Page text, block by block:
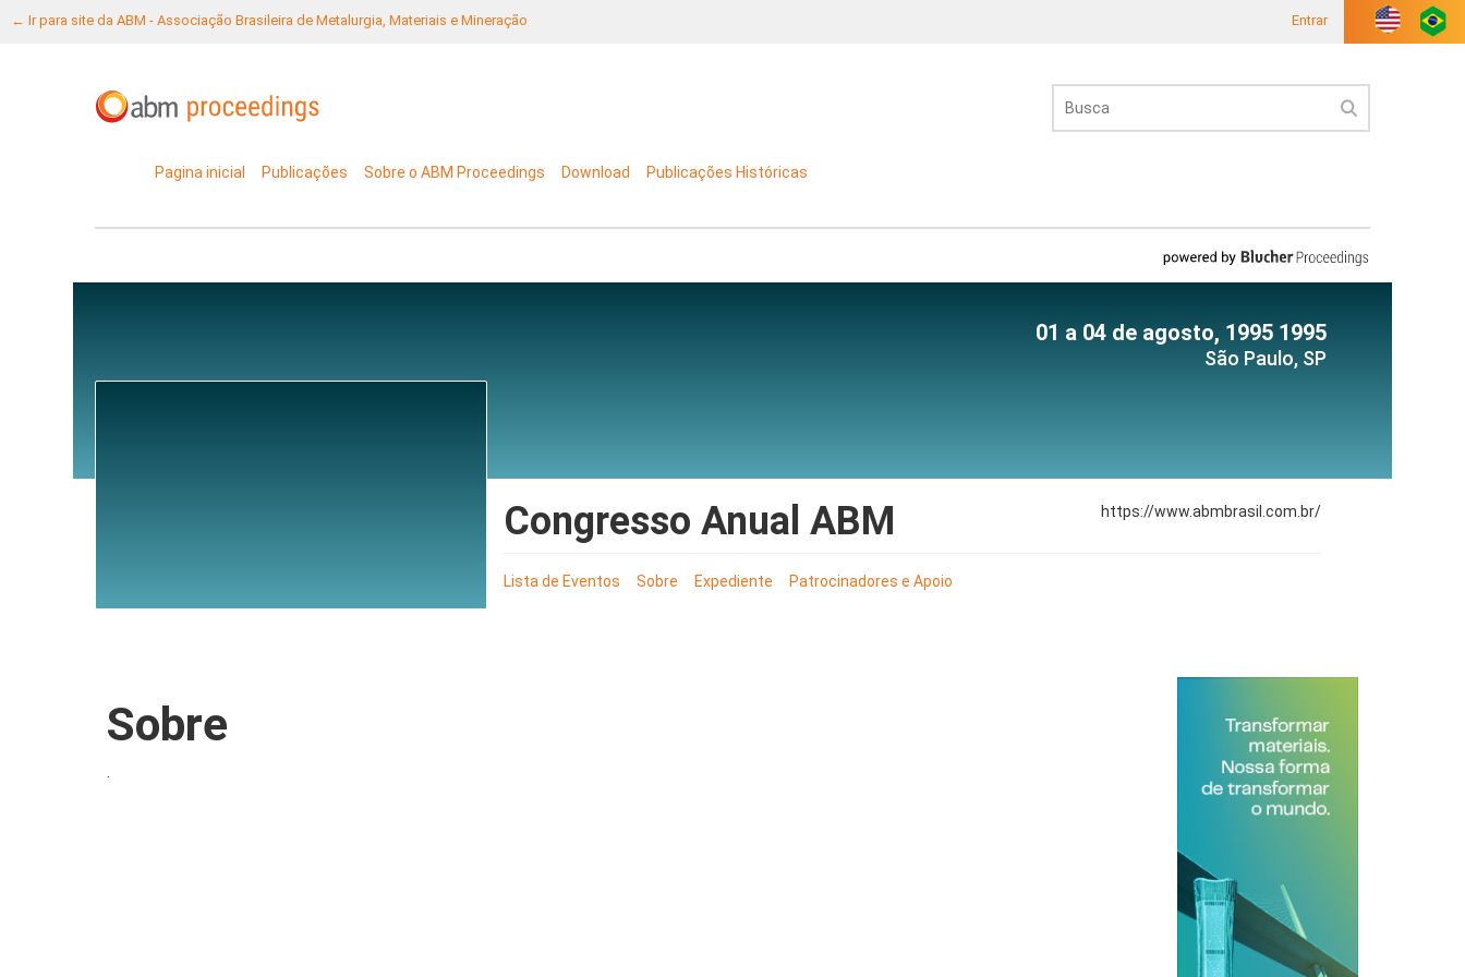
← Ir para site da ABM - Associação Brasileira de Metalurgia, Materiais e Mineração Entrar
Pagina inicial Publicações Sobre o ABM Proceedings Download Publicações Históricas
01 a 04 de agosto, 1995 1995
São Paulo, SP
Congresso Anual ABM https://www.abmbrasil.com.br/
Lista de Eventos Sobre Expediente Patrocinadores e Apoio
Sobre
.